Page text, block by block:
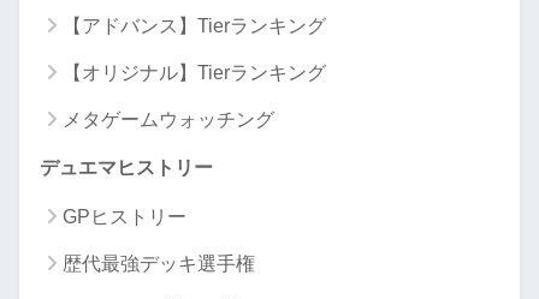
【アドバンス】Tierランキング
【オリジナル】Tierランキング
メタゲームウォッチング
デュエマヒストリー
GPヒストリー
歴代最強デッキ選手権